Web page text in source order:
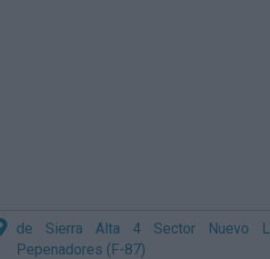
de Sierra Alta 4 Sector Nuevo
Pepenadores (F-87)